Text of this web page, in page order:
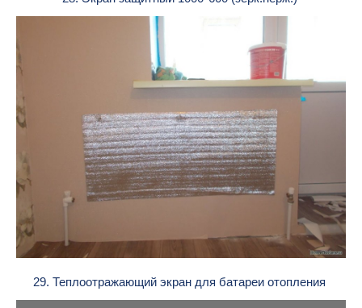
29. Теплоотражающий экран для батареи отопления